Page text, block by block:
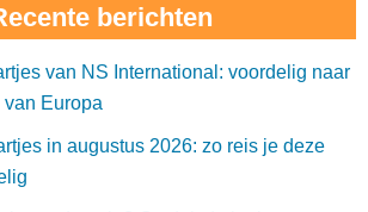
berichten
van NS International: voordelig naar
Europa
in augustus 2026: zo reis je deze